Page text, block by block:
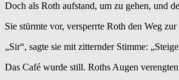
Doch als Roth aufstand, um zu gehen, und
Sie stürmte vor, versperrte Roth den Weg zur
„Sir“, sagte sie mit zitternder Stimme:
Das Café wurde still. Roths Augen